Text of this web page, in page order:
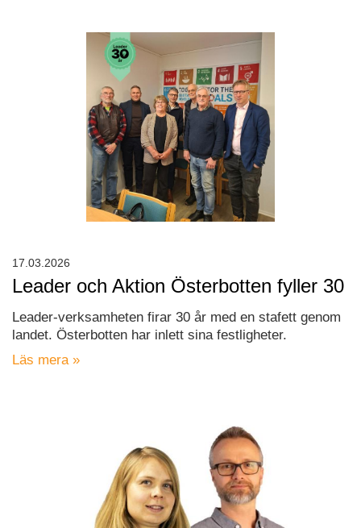
Leader och Aktion Österbotten fyller 30
Leader-verksamheten firar 30 år med en stafett genom
landet. Österbotten har inlett sina festligheter.
Läs mera »
17.03.2026